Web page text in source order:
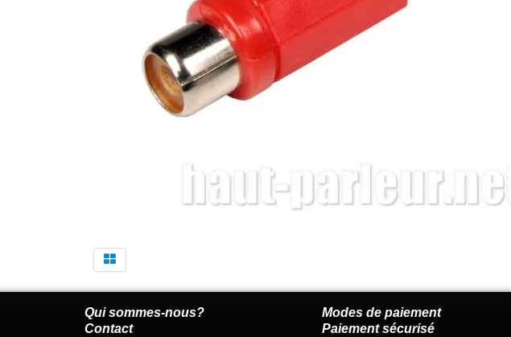
Qui sommes-nous?
Contact
Modes de paiement
Paiement sécurisé